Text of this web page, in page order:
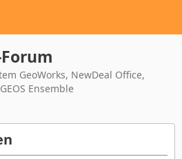
GeoWorks, NewDeal Office,
Ensemble